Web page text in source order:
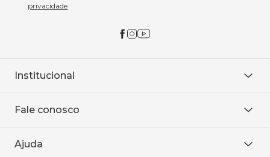
privacidade
Institucional
Onde encontrar
Baixe o APP
Fale conosco
WhatsApp
Ajuda